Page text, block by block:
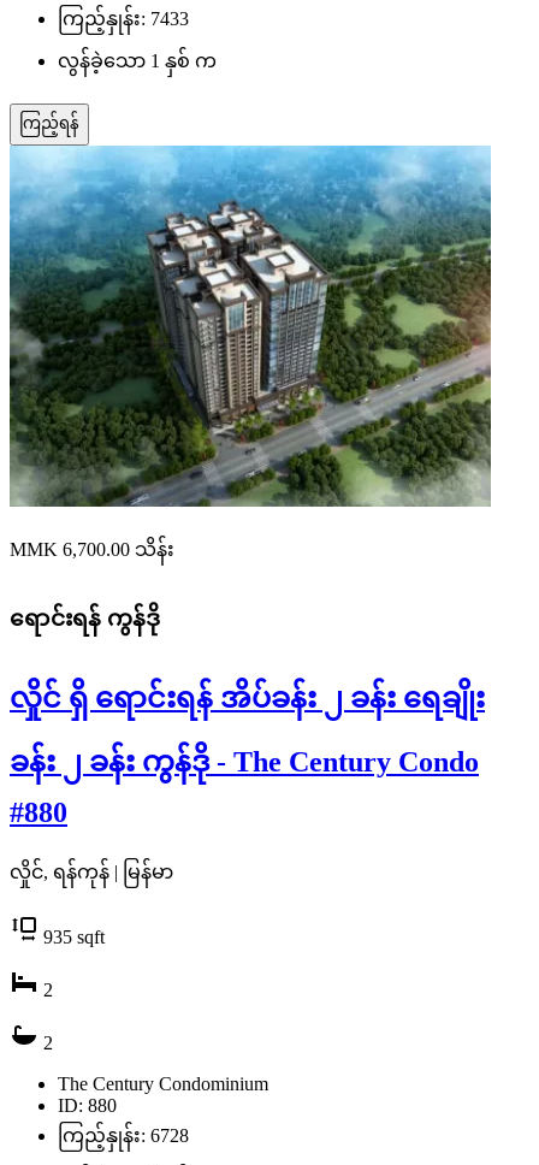
ကြည့်နှုန်း: 7433
လွန်ခဲ့သော 1 နှစ် က
ကြည့်ရန်
MMK 6,700.00 သိန်း
ရောင်းရန် ကွန်ဒို
လှိုင် ရှိ ရောင်းရန် အိပ်ခန်း ၂ ခန်း ရေချိုး
ခန်း ၂ ခန်း ကွန်ဒို - The Century Condo
#880
လှိုင်, ရန်ကုန် | မြန်မာ
935 sqft
2
2
The Century Condominium
ID: 880
ကြည့်နှုန်း: 6728